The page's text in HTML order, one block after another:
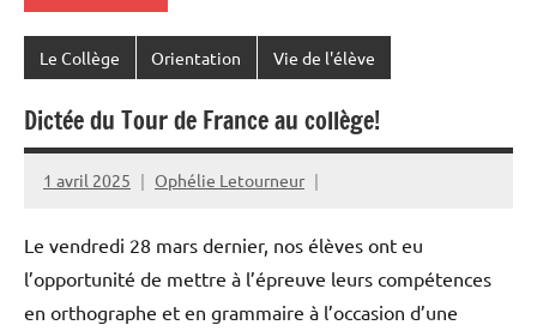
Le Collège Orientation Vie de l'élève
Dictée du Tour de France au collège!
1 avril 2025 Ophélie Letourneur
Le vendredi 28 mars dernier, nos élèves ont eu
l’opportunité de mettre à l’épreuve leurs compétences
en orthographe et en grammaire à l’occasion d’une